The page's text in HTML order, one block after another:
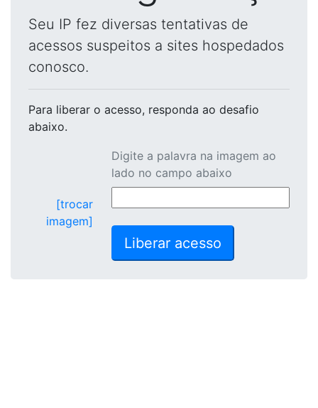
Seu IP fez diversas tentativas de
acessos suspeitos a sites hospedados
conosco.
Para liberar o acesso, responda ao desafio
abaixo.
[trocar
imagem]
Digite a palavra na imagem ao
lado no campo abaixo